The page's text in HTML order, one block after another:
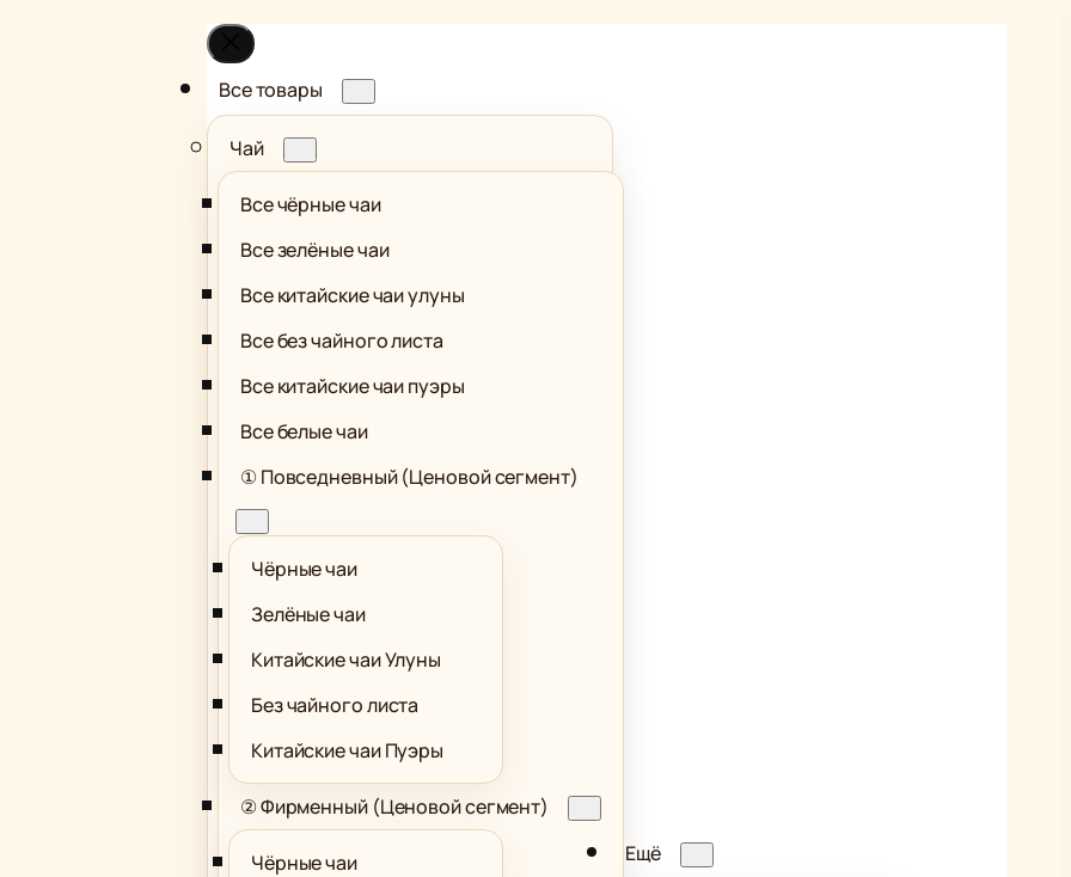
Все товары
Чай
Все чёрные чаи
Все зелёные чаи
Все китайские чаи улуны
Все без чайного листа
Все китайские чаи пуэры
Все белые чаи
① Повседневный (Ценовой сегмент)
Чёрные чаи
Зелёные чаи
Китайские чаи Улуны
Без чайного листа
Китайские чаи Пуэры
② Фирменный (Ценовой сегмент)
Чёрные чаи
Ещё